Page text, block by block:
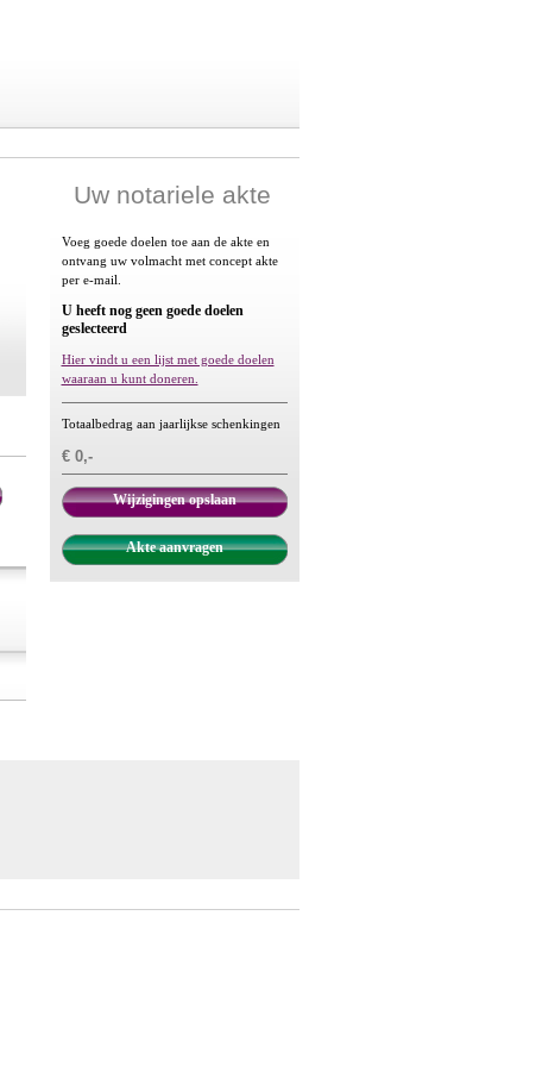
Uw notariele akte
Voeg goede doelen toe aan de akte en
ontvang uw volmacht met concept akte
per e-mail.
U heeft nog geen goede doelen
geslecteerd
Hier vindt u een lijst met goede doelen
waaraan u kunt doneren.
Totaalbedrag aan jaarlijkse schenkingen
€ 0,-
Wijzigingen opslaan
Akte aanvragen